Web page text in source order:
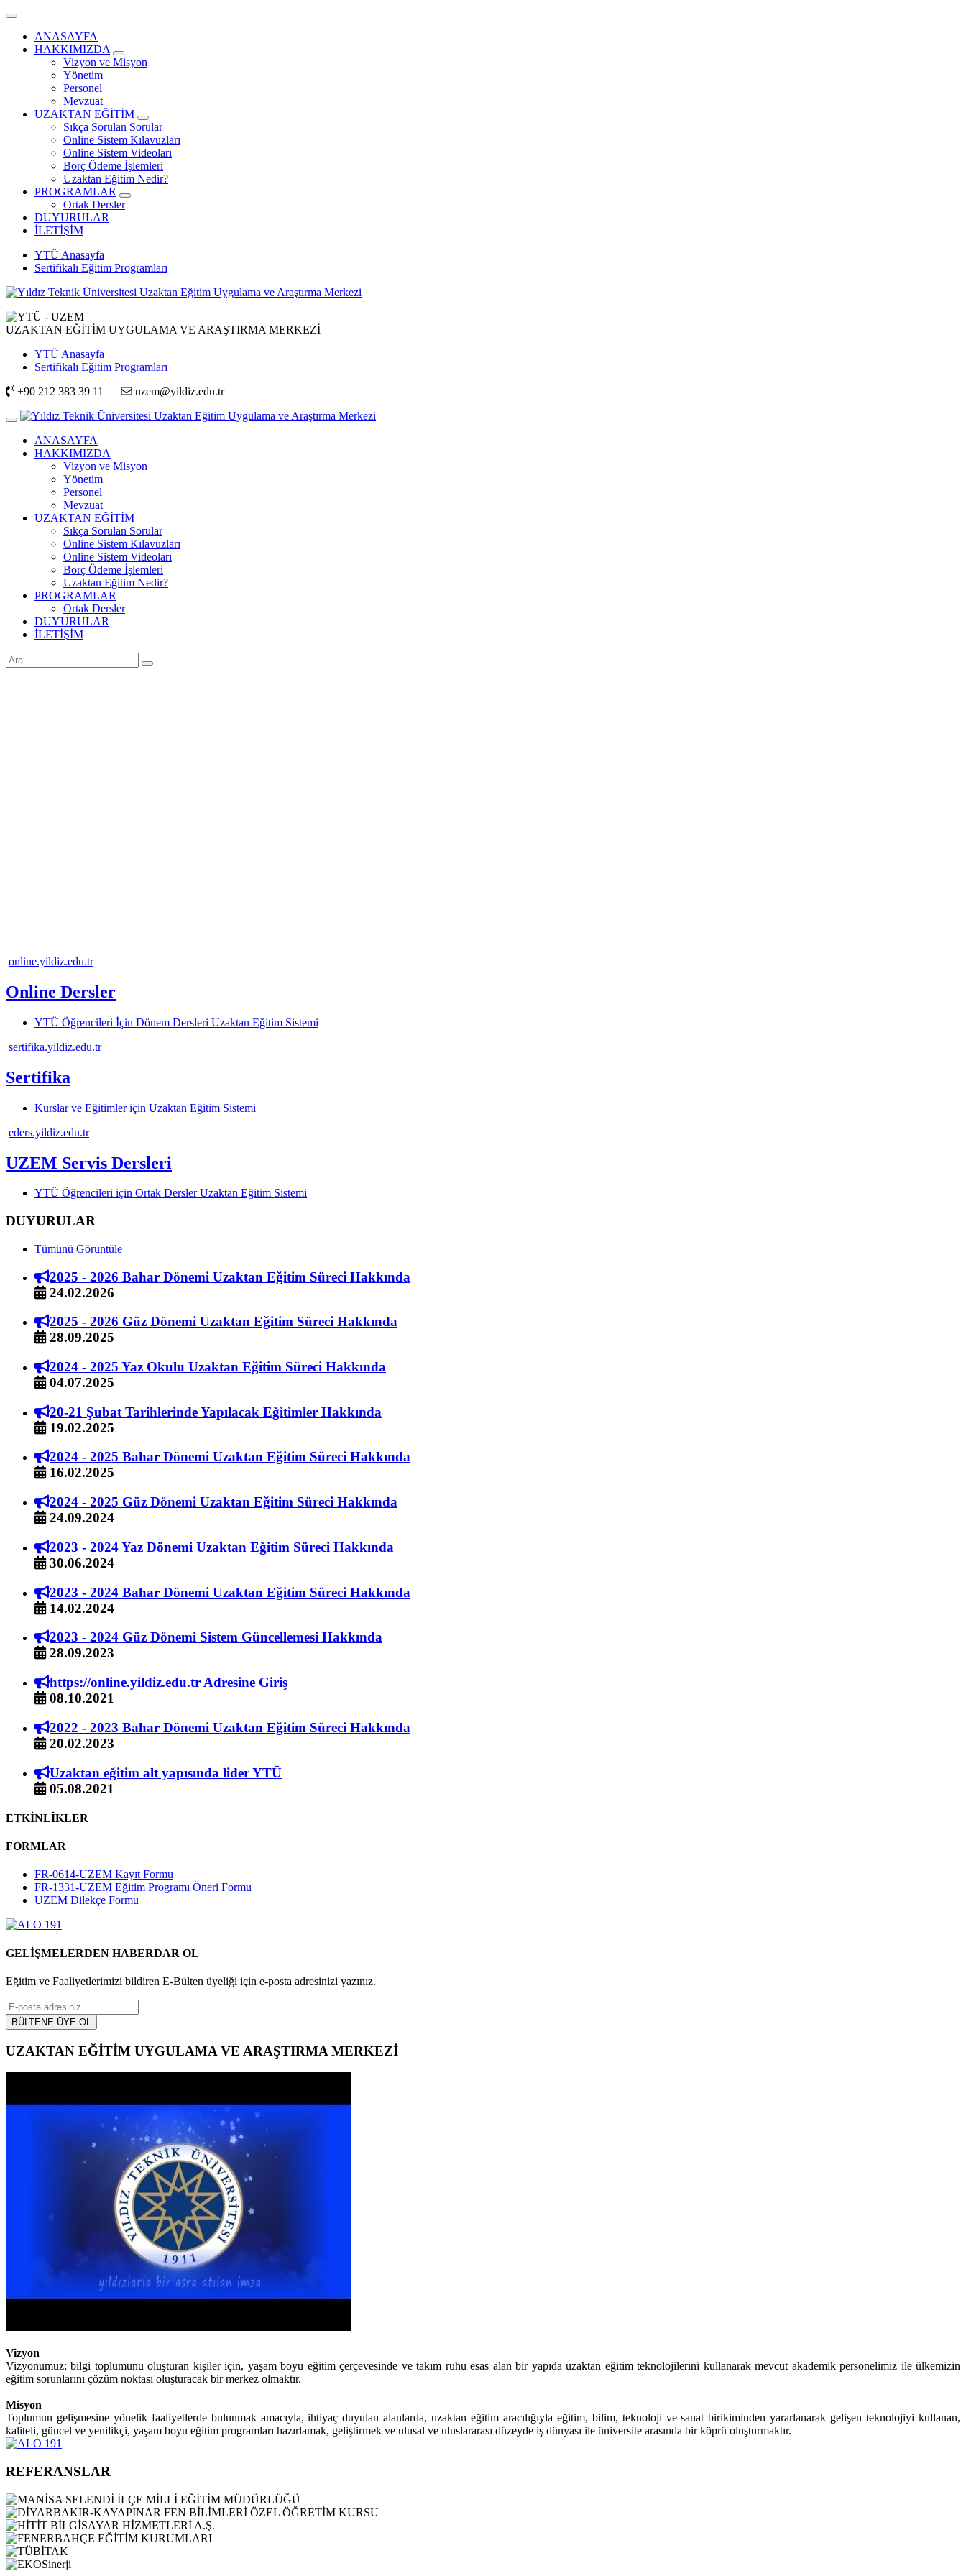
ANASAYFA
HAKKIMIZDA
Vizyon ve Misyon
Yönetim
Personel
Mevzuat
UZAKTAN EĞİTİM
Sıkça Sorulan Sorular
Online Sistem Kılavuzları
Online Sistem Videoları
Borç Ödeme İşlemleri
Uzaktan Eğitim Nedir?
PROGRAMLAR
Ortak Dersler
DUYURULAR
İLETİŞİM
YTÜ Anasayfa
Sertifikalı Eğitim Programları
UZAKTAN EĞİTİM UYGULAMA VE ARAŞTIRMA MERKEZİ
YTÜ Anasayfa
Sertifikalı Eğitim Programları
+90 212 383 39 11
uzem@yildiz.edu.tr
ANASAYFA
HAKKIMIZDA
Vizyon ve Misyon
Yönetim
Personel
Mevzuat
UZAKTAN EĞİTİM
Sıkça Sorulan Sorular
Online Sistem Kılavuzları
Online Sistem Videoları
Borç Ödeme İşlemleri
Uzaktan Eğitim Nedir?
PROGRAMLAR
Ortak Dersler
DUYURULAR
İLETİŞİM
online.yildiz.edu.tr
Online Dersler
YTÜ Öğrencileri İçin Dönem Dersleri Uzaktan Eğitim Sistemi
sertifika.yildiz.edu.tr
Sertifika
Kurslar ve Eğitimler için Uzaktan Eğitim Sistemi
eders.yildiz.edu.tr
UZEM Servis Dersleri
YTÜ Öğrencileri için Ortak Dersler Uzaktan Eğitim Sistemi
DUYURULAR
Tümünü Görüntüle
2025 - 2026 Bahar Dönemi Uzaktan Eğitim Süreci Hakkında
24.02.2026
2025 - 2026 Güz Dönemi Uzaktan Eğitim Süreci Hakkında
28.09.2025
2024 - 2025 Yaz Okulu Uzaktan Eğitim Süreci Hakkında
04.07.2025
20-21 Şubat Tarihlerinde Yapılacak Eğitimler Hakkında
19.02.2025
2024 - 2025 Bahar Dönemi Uzaktan Eğitim Süreci Hakkında
16.02.2025
2024 - 2025 Güz Dönemi Uzaktan Eğitim Süreci Hakkında
24.09.2024
2023 - 2024 Yaz Dönemi Uzaktan Eğitim Süreci Hakkında
30.06.2024
2023 - 2024 Bahar Dönemi Uzaktan Eğitim Süreci Hakkında
14.02.2024
2023 - 2024 Güz Dönemi Sistem Güncellemesi Hakkında
28.09.2023
https://online.yildiz.edu.tr Adresine Giriş
08.10.2021
2022 - 2023 Bahar Dönemi Uzaktan Eğitim Süreci Hakkında
20.02.2023
Uzaktan eğitim alt yapısında lider YTÜ
05.08.2021
ETKİNLİKLER
FORMLAR
FR-0614-UZEM Kayıt Formu
FR-1331-UZEM Eğitim Programı Öneri Formu
UZEM Dilekçe Formu
GELİŞMELERDEN HABERDAR OL
Eğitim ve Faaliyetlerimizi bildiren E-Bülten üyeliği için e-posta adresinizi yazınız.
UZAKTAN EĞİTİM UYGULAMA VE ARAŞTIRMA MERKEZİ
Vizyon
Vizyonumuz; bilgi toplumunu oluşturan kişiler için, yaşam boyu eğitim çerçevesinde ve takım ruhu esas alan bir yapıda uzaktan eğitim teknolojilerini kullanarak mevcut akademik personelimiz ile ülkemizin
eğitim sorunlarını çözüm noktası oluşturacak bir merkez olmaktır.
Misyon
Toplumun gelişmesine yönelik faaliyetlerde bulunmak amacıyla, ihtiyaç duyulan alanlarda, uzaktan eğitim aracılığıyla eğitim, bilim, teknoloji ve sanat birikiminden yararlanarak gelişen teknolojiyi kullanan,
kaliteli, güncel ve yenilikçi, yaşam boyu eğitim programları hazırlamak, geliştirmek ve ulusal ve uluslararası düzeyde iş dünyası ile üniversite arasında bir köprü oluşturmaktır.
REFERANSLAR